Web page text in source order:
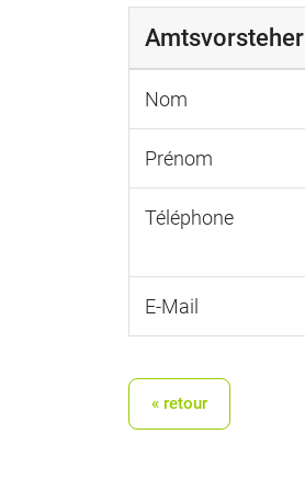
Amtsvorsteher
Nom
Prénom
Téléphone
E-Mail
« retour